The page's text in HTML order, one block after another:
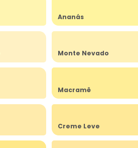
Ananás
Monte Nevado
Macramê
Creme Leve